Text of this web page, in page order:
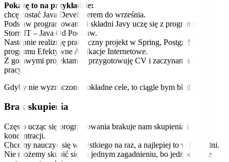
Pokażę to na przykładzie:
chcę zostać Java Developerem do września.
Podstaw programowania i składni Javy uczę się z programu
StormIT – Java Od Podstaw.
Następnie realizuję praktyczny projekt w Spring, PostgreSQL z
programu Efektywne Aplikacje Internetowe.
Z gotowymi projektami – przygotowuję CV i zaczynam szukać
pracy.
Gdyby nie wyznaczone dokładne cele, to ciągle bym błądził.
Brak skupienia
Często ucząc się programowania brakuje nam skupienia i
koncentracji.
Chcemy nauczyć się wszystkiego na raz, a najlepiej to w kilka dni.
Nie możemy skupić się na jednym zagadnieniu, bo jednocześnie